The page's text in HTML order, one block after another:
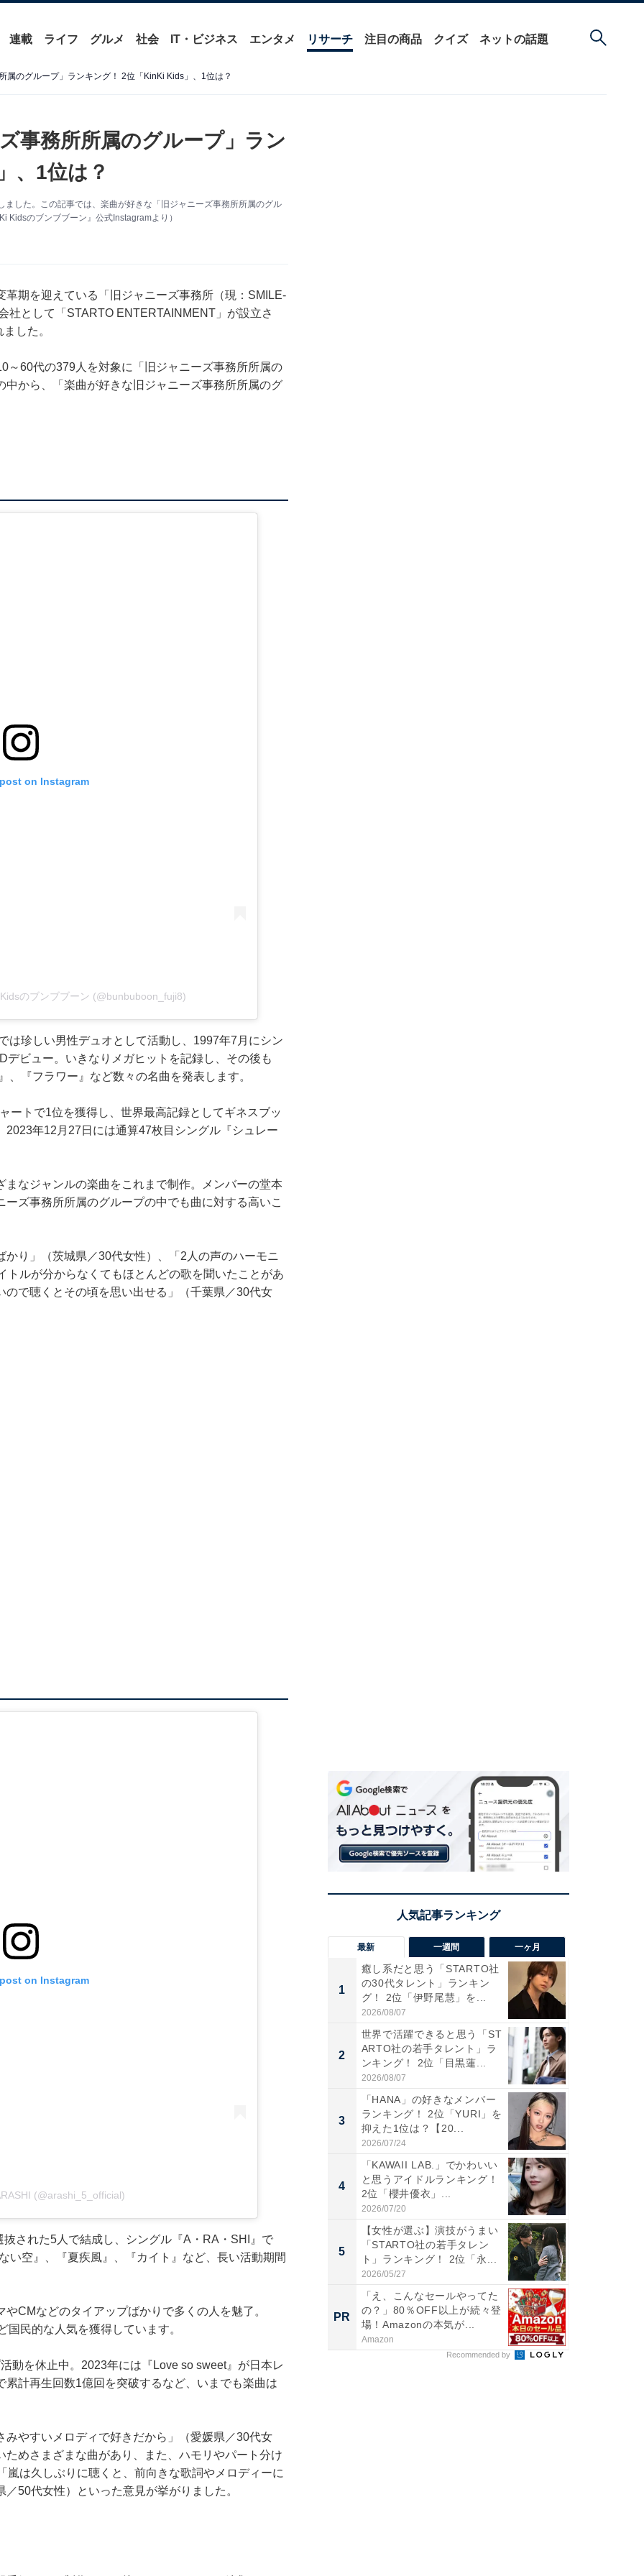
連載 ライフ グルメ 社会 IT・ビジネス エンタメ リサーチ 注目の商品 クイズ ネットの話題
属のグループ」ランキング！ 2位「KinKi Kids」、1位は？
事務所所属のグループ」ラン
、1位は？
した。この記事では、楽曲が好きな「旧ジャニーズ事務所所属のグル
Kidsのブンブブーン』公式Instagramより）
期を迎えている「旧ジャニーズ事務所（現：SMILE-
社として「STARTO ENTERTAINMENT」が設立さ
した。
～60代の379人を対象に「旧ジャニーズ事務所所属の
から、「楽曲が好きな旧ジャニーズ事務所所属のグ
on Instagram
のブンブブーン (@bunbuboon_fuji8)
は珍しい男性デュオとして活動し、1997年7月にシン
ビュー。いきなりメガヒットを記録し、その後も
『フラワー』など数々の名曲を発表します。
ートで1位を獲得し、世界最高記録としてギネスブッ
年12月27日には通算47枚目シングル『シュレー
なジャンルの楽曲をこれまで制作。メンバーの堂本
ズ事務所所属のグループの中でも曲に対する高いこ
り」（茨城県／30代女性）、「2人の声のハーモニ
ルが分からなくてもほとんどの歌を聞いたことがあ
で聴くとその頃を思い出せる」（千葉県／30代女
on Instagram
(@arashi_5_official)
された5人で結成し、シングル『A・RA・SHI』で
い空』、『夏疾風』、『カイト』など、長い活動期間
CMなどのタイアップばかりで多くの人を魅了。
民的な人気を獲得しています。
動を休止中。2023年には『Love so sweet』が日本レ
計再生回数1億回を突破するなど、いまでも楽曲は
やすいメロディで好きだから」（愛媛県／30代女
めさまざまな曲があり、また、ハモリやパート分け
は久しぶりに聴くと、前向きな歌詞やメロディーに
50代女性）といった意見が挙がりました。
最新 一週間 一ヶ月
1
癒し系だと思う「STARTO社
の30代タレント」ランキン
グ！ 2位「伊野尾慧」を...
2026/08/07
2
世界で活躍できると思う「ST
ARTO社の若手タレント」ラ
ンキング！ 2位「目黒蓮...
2026/08/07
3
「HANA」の好きなメンバー
ランキング！ 2位「YURI」を
抑えた1位は？【20...
2026/07/24
4
「KAWAII LAB.」でかわいい
と思うアイドルランキング！
2位「櫻井優衣」...
2026/07/20
5
【女性が選ぶ】演技がうまい
「STARTO社の若手タレン
ト」ランキング！ 2位「永...
2026/05/27
PR
「え、こんなセールやってた
の？」80％OFF以上が続々登
場！Amazonの本気が...
Amazon
Recommended by